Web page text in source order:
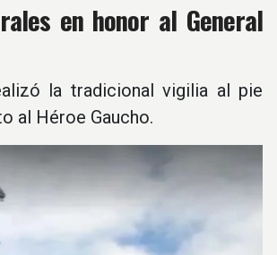
en honor al General
la tradicional vigilia al pie
al Héroe Gaucho.